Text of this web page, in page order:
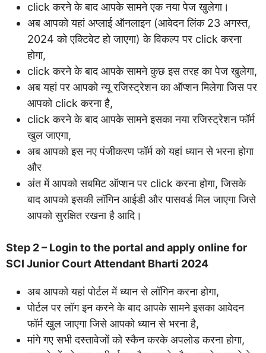
click करने के बाद आपके सामने एक नया पेज खुलेगा।
अब आपको यहां अप्लाई ऑनलाइन (आवेदन लिंक 23 अगस्त,
2024 को एक्टिवेट हो जाएगा) के विकल्प पर click करना
होगा,
click करने के बाद आपके सामने कुछ इस तरह का पेज खुलेगा,
अब यहां पर आपको न्यू रजिस्ट्रेशन का ऑप्शन मिलेगा जिस पर
आपको click करना है,
click करने के बाद आपके सामने इसका नया रजिस्ट्रेशन फॉर्म
खुल जाएगा,
अब आपको इस नए पंजीकरण फॉर्म को यहां ध्यान से भरना होगा
और
अंत में आपको सबमिट ऑप्शन पर click करना होगा, जिसके
बाद आपको इसकी लॉगिन आईडी और पासवर्ड मिल जाएगा जिसे
आपको सुरक्षित रखना है आदि।
Step 2 – Login to the portal and apply online for
SCI Junior Court Attendant Bharti 2024
अब आपको यहां पोर्टल में ध्यान से लॉगिन करना होगा,
पोर्टल पर लॉग इन करने के बाद आपके सामने इसका आवेदन
फॉर्म खुल जाएगा जिसे आपको ध्यान से भरना है,
मांगे गए सभी दस्तावेजों को स्कैन करके अपलोड करना होगा,